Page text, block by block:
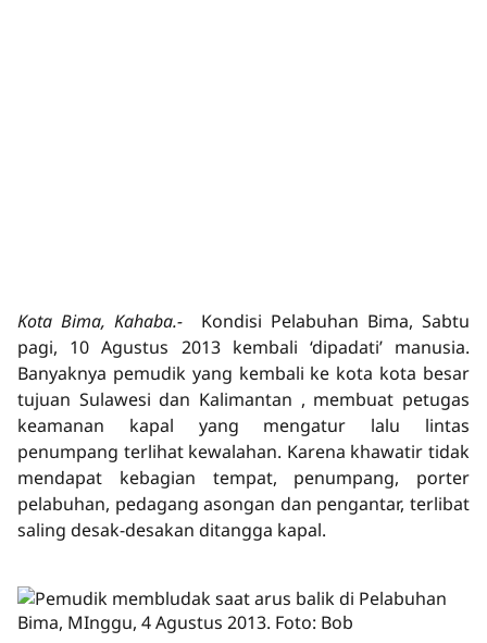
Kota Bima, Kahaba.- Kondisi Pelabuhan Bima, Sabtu
pagi, 10 Agustus 2013 kembali ‘dipadati’ manusia.
Banyaknya pemudik yang kembali ke kota kota besar
tujuan Sulawesi dan Kalimantan , membuat petugas
keamanan kapal yang mengatur lalu lintas
penumpang terlihat kewalahan. Karena khawatir tidak
mendapat kebagian tempat, penumpang, porter
pelabuhan, pedagang asongan dan pengantar, terlibat
saling desak-desakan ditangga kapal.